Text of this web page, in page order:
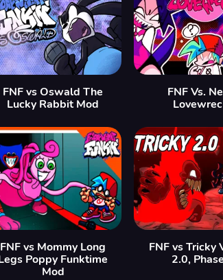
FNF vs Oswald The
Lucky Rabbit Mod
FNF Vs.
FNF vs Mommy Long
Poppy Funktime
Mod
FNF vs Tricky
2.0,